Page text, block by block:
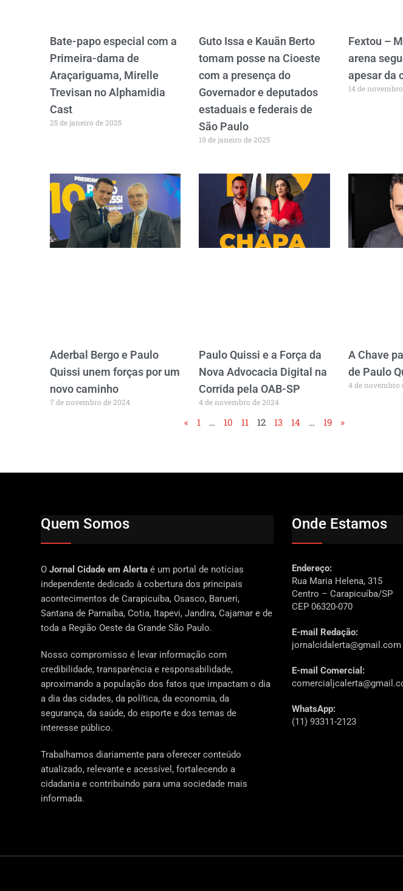
Bate-papo especial com a
Primeira-dama de
Araçariguama, Mirelle
Trevisan no Alphamidia
Cast
25 de janeiro de 2025
Guto Issa e Kauãn Berto
tomam posse na Cioeste
com a presença do
Governador e deputados
estaduais e federais de
São Paulo
19 de janeiro de 2025
Fextou –
arena
apesar da
14 de
Aderbal Bergo e Paulo
Quissi unem forças por um
novo caminho
7 de novembro de 2024
Paulo Quissi e a Força da
Nova Advocacia Digital na
Corrida pela OAB-SP
4 de novembro de 2024
A Chave
de Paulo
4 de novembro
« 1 … 10 11 12 13 14 … 19 »
Quem Somos
O Jornal Cidade em Alerta é um portal de notícias
independente dedicado à cobertura dos principais
acontecimentos de Carapicuíba, Osasco, Barueri,
Santana de Parnaíba, Cotia, Itapevi, Jandira, Cajamar e de
toda a Região Oeste da Grande São Paulo.
Nosso compromisso é levar informação com
credibilidade, transparência e responsabilidade,
aproximando a população dos fatos que impactam o dia
a dia das cidades, da política, da economia, da
segurança, da saúde, do esporte e dos temas de
interesse público.
Trabalhamos diariamente para oferecer conteúdo
atualizado, relevante e acessível, fortalecendo a
cidadania e contribuindo para uma sociedade mais
informada.
Onde Estamos
Endereço:
Rua Maria Helena, 315
Centro – Carapicuíba/SP
CEP 06320-070
E-mail Redação:
jornalcidalerta@gmail.com
E-mail Comercial:
WhatsApp:
(11) 93311-2123